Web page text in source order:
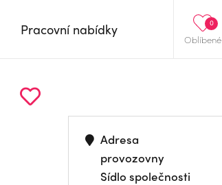
Oblíbené
0
Pracovní nabídky
Adresa
provozovny
Sídlo společnosti